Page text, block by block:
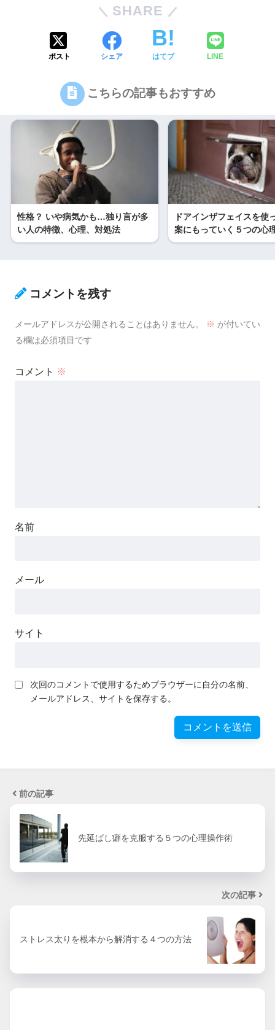
SHARE
ポスト シェア はてブ LINE
こちらの記事もおすすめ
性格？ いや病気かも…独り言が多
い人の特徴、心理、対処法
ドアインザフェイスを使
案にもっていく５つの心
コメントを残す
メールアドレスが公開されることはありません。 ※ が付いてい
る欄は必須項目です
コメント ※
名前
メール
サイト
次回のコメントで使用するためブラウザーに自分の名前、
メールアドレス、サイトを保存する。
前の記事
先延ばし癖を克服する５つの心理操作術
次の記事
ストレス太りを根本から解消する４つの方法